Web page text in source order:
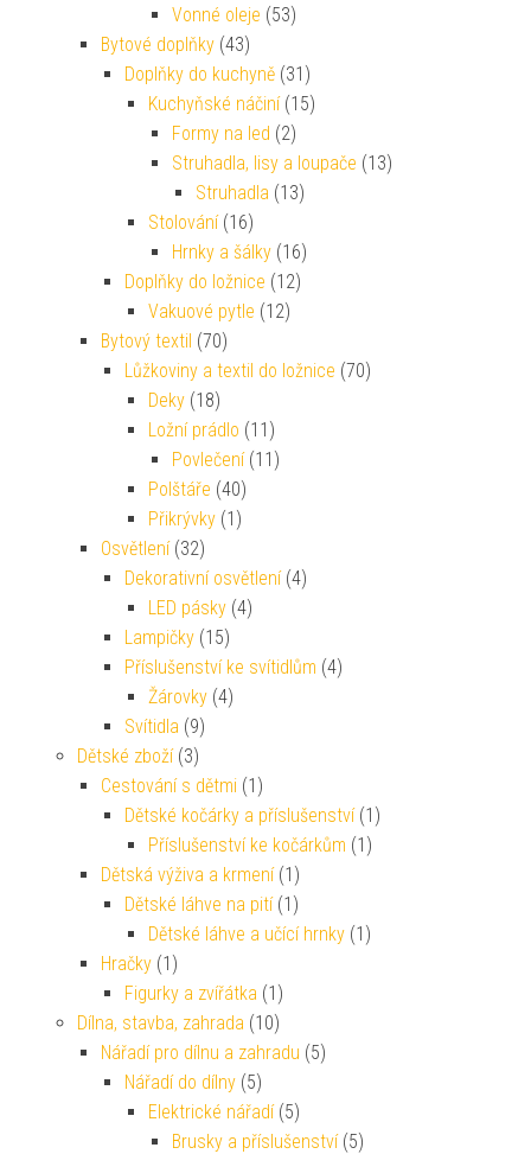
Vonné oleje (53)
Bytové doplňky (43)
Doplňky do kuchyně (31)
Kuchyňské náčiní (15)
Formy na led (2)
Struhadla, lisy a loupače (13)
Struhadla (13)
Stolování (16)
Hrnky a šálky (16)
Doplňky do ložnice (12)
Vakuové pytle (12)
Bytový textil (70)
Lůžkoviny a textil do ložnice (70)
Deky (18)
Ložní prádlo (11)
Povlečení (11)
Polštáře (40)
Přikrývky (1)
Osvětlení (32)
Dekorativní osvětlení (4)
LED pásky (4)
Lampičky (15)
Příslušenství ke svítidlům (4)
Žárovky (4)
Svítidla (9)
Dětské zboží (3)
Cestování s dětmi (1)
Dětské kočárky a příslušenství (1)
Příslušenství ke kočárkům (1)
Dětská výživa a krmení (1)
Dětské láhve na pití (1)
Dětské láhve a učící hrnky (1)
Hračky (1)
Figurky a zvířátka (1)
Dílna, stavba, zahrada (10)
Nářadí pro dílnu a zahradu (5)
Nářadí do dílny (5)
Elektrické nářadí (5)
Brusky a příslušenství (5)